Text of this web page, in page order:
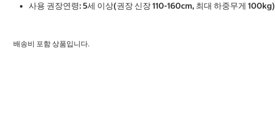
사용 권장연령: 5세 이상(권장 신장 110-160cm, 최대 하중무게 100kg)
배송비 포함 상품입니다.